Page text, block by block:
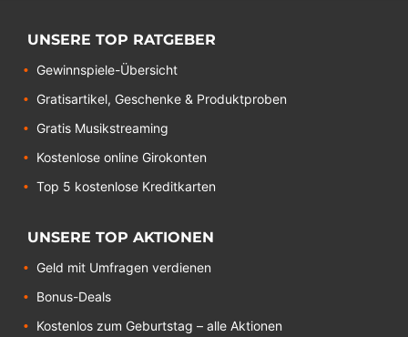
UNSERE TOP RATGEBER
Gewinnspiele-Übersicht
Gratisartikel, Geschenke & Produktproben
Gratis Musikstreaming
Kostenlose online Girokonten
Top 5 kostenlose Kreditkarten
UNSERE TOP AKTIONEN
Geld mit Umfragen verdienen
Bonus-Deals
Kostenlos zum Geburtstag – alle Aktionen